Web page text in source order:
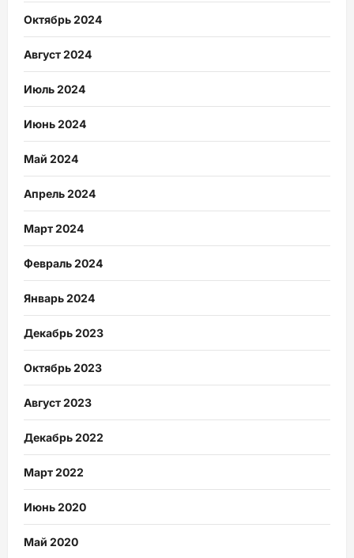
Октябрь 2024
Август 2024
Июль 2024
Июнь 2024
Май 2024
Апрель 2024
Март 2024
Февраль 2024
Январь 2024
Декабрь 2023
Октябрь 2023
Август 2023
Декабрь 2022
Март 2022
Июнь 2020
Май 2020